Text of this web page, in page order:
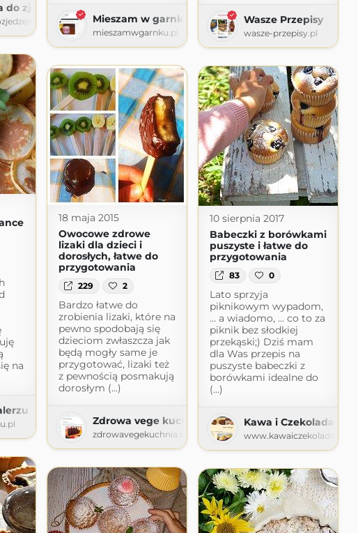
do zjedzenia
Wasze Przepisy
wasze-przepisy.pl
Mieszam w garnku
mieszamwgarnku.pl
na
18 maja 2015
Owocowe zdrowe
lizaki dla dzieci i
dorosłych, łatwe do
przygotowania
229 2
Bardzo łatwe do
zrobienia lizaki, które na
pewno spodobają się
dzieciom zwłaszcza jak
będą mogły same je
przygotować, lizaki też
z pewnością posmakują
dorosłym (...)
Zdrowa vege kuchnia
zdrowavegekuchnia.blogspot.com
10 sierpnia 2017
Babeczki z borówkami
puszyste i łatwe do
przygotowania
83 0
Lato sprzyja
piknikowym wypadom,
… a wiadomo, … co to za
piknik bez słodkiej
przekąski;) Dziś mam
dla Was przepis na
puszyste babeczki z
borówkami idealne do
(...)
Kawa i Czekolada
www.kawaiczekolada.pl